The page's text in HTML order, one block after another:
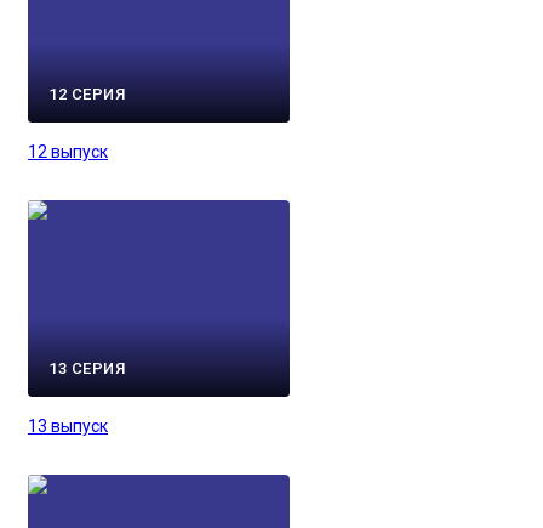
12 СЕРИЯ
12 выпуск
13 СЕРИЯ
13 выпуск